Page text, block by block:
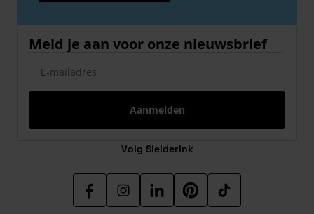
Meld je aan voor onze nieuwsbrief
Aanmelden
Volg Sleiderink